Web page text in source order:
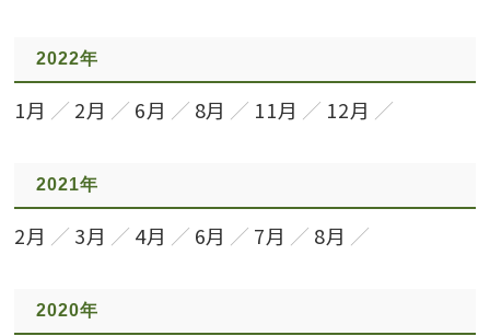
2022年
1月 2月 6月 8月 11月 12月
2021年
2月 3月 4月 6月 7月 8月
2020年